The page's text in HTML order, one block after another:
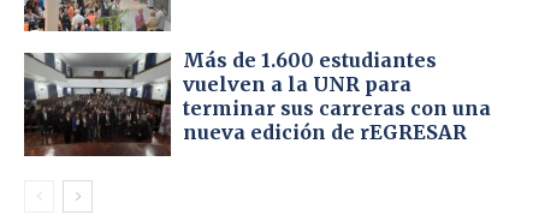
Más de 1.600 estudiantes
vuelven a la UNR para
terminar sus carreras con una
nueva edición de rEGRESAR